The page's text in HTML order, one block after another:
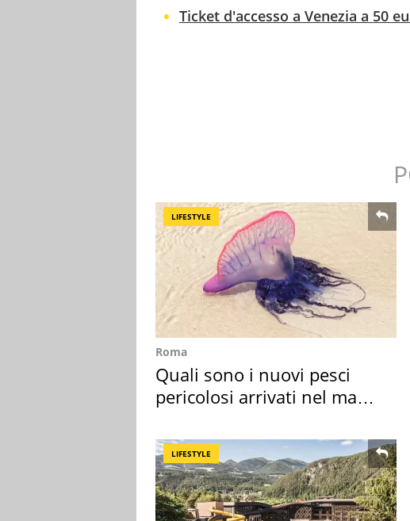
Ticket d'accesso a Venezia a 50
LIFESTYLE
Roma
Quali sono i nuovi pesci
pericolosi arrivati nel mar
LIFESTYLE